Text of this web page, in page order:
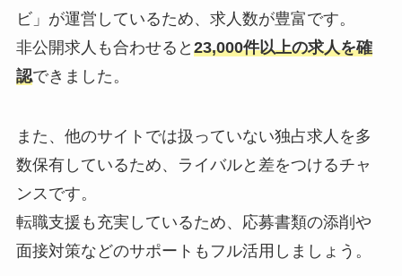
ビ」が運営しているため、求人数が豊富です。
非公開求人も合わせると 23,000件以上の求人を確
認できました。
また、他のサイトでは扱っていない独占求人を多
数保有しているため、ライバルと差をつけるチャ
ンスです。
転職支援も充実しているため、応募書類の添削や
面接対策などのサポートもフル活用しましょう。